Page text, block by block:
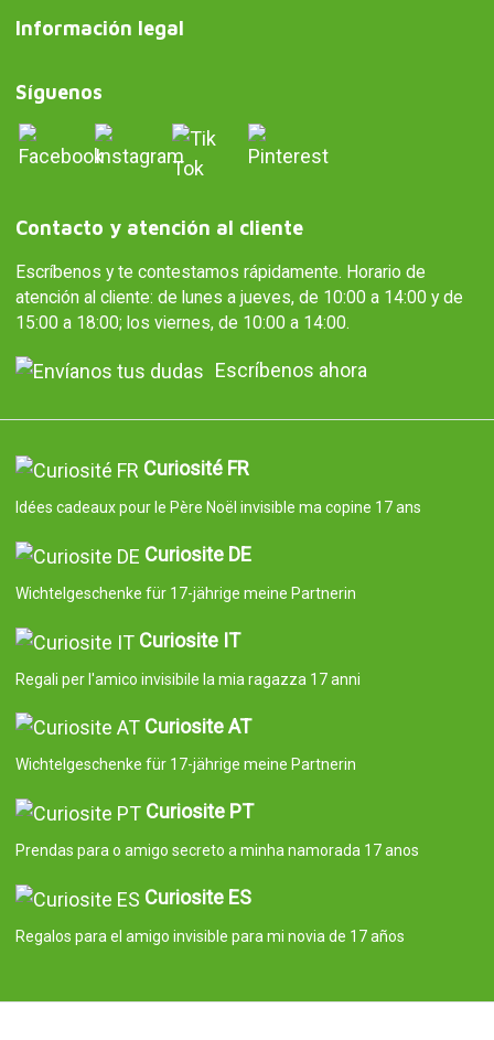
Información legal
Síguenos
Contacto y atención al cliente
Escríbenos y te contestamos rápidamente. Horario de
atención al cliente: de lunes a jueves, de 10:00 a 14:00 y de
15:00 a 18:00; los viernes, de 10:00 a 14:00.
Escríbenos ahora
Curiosité FR
Idées cadeaux pour le Père Noël invisible ma copine 17 ans
Curiosite DE
Wichtelgeschenke für 17-jährige meine Partnerin
Curiosite IT
Regali per l'amico invisibile la mia ragazza 17 anni
Curiosite AT
Wichtelgeschenke für 17-jährige meine Partnerin
Curiosite PT
Prendas para o amigo secreto a minha namorada 17 anos
Curiosite ES
Regalos para el amigo invisible para mi novia de 17 años